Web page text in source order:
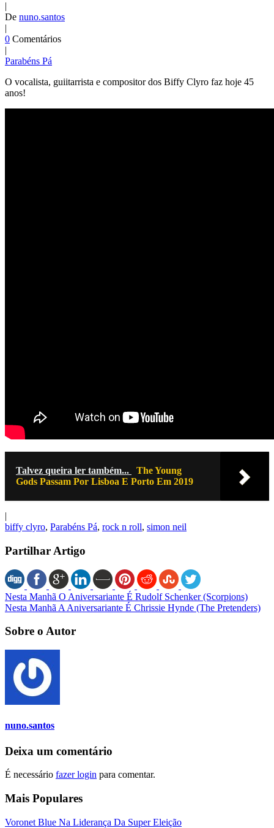
|
De nuno.santos
|
0 Comentários
|
Parabéns Pá
O vocalista, guiitarrista e compositor dos Biffy Clyro faz hoje 45
anos!
Talvez queira ler também...
The Young
Gods Passam Por Lisboa E Porto Em 2019
|
biffy clyro, Parabéns Pá, rock n roll, simon neil
Partilhar Artigo
Nesta Manhã O Aniversariante É Rudolf Schenker (Scorpions)
Nesta Manhã A Aniversariante É Chrissie Hynde (The Pretenders)
Sobre o Autor
nuno.santos
Deixa um comentário
É necessário fazer login para comentar.
Mais Populares
Voronet Blue Na Liderança Da Super Eleição